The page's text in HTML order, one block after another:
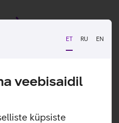
ET RU EN
veebisaidil
küpsiste